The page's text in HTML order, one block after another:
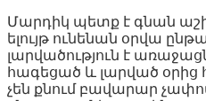
Մարդիկ պետք է գնան
ելույթ ունենան օրվա
լարվածություն է
հագեցած և լարված օրից
չեն քնում բավարար